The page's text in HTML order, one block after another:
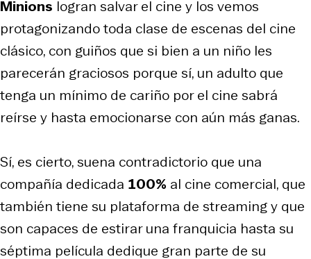
Minions logran salvar el cine y los vemos
protagonizando toda clase de escenas del cine
clásico, con guiños que si bien a un niño les
parecerán graciosos porque sí, un adulto que
tenga un mínimo de cariño por el cine sabrá
reírse y hasta emocionarse con aún más ganas.
Sí, es cierto, suena contradictorio que una
compañía dedicada 100% al cine comercial, que
también tiene su plataforma de streamingy que
son capaces de estirar una franquicia hasta su
séptima película dedique gran parte de su